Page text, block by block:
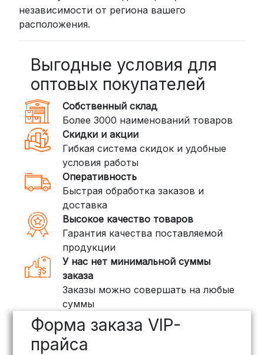
Стоимость начинается от300
рублей
пунктов выдачи или курьером.
Сроки — от 2 дней, стоимость — от
350 рублей
DPD: Международная служба
доставки, которая работает и
внутри России. Сроки — от 2 дней,
стоимость — от 400 рублей
3. Доставка крупногабаритных грузов
(ПЭК, КИТ, Байкал Сервис)
Если ваш заказ включает большие или
тяжелые товары, мы рекомендуем
воспользоваться услугами компаний,
специализирующихся на доставке
грузов:
ПЭК: Сроки доставки — от 3 до 10
дней, стоимость рассчитывается
индивидуально (минимум
рублей
независимости от региона вашего
расположения.
Выгодные условия для
оптовых покупателей
Собственный склад
Более 3000 наименований товаров
Скидки и акции
Гибкая система скидок и удобные
условия работы
Оперативность
Быстрая обработка заказов и
доставка
Высокое качество товаров
Гарантия качества поставляемой
продукции
У нас нет минимальной суммы
заказа
Заказы можно совершать на любые
суммы
Форма заказа VIP-
прайса